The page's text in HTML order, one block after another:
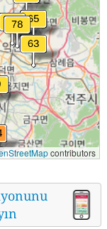
contributors